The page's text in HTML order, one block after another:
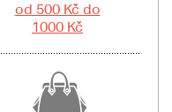
od 500 Kč do
1000 Kč